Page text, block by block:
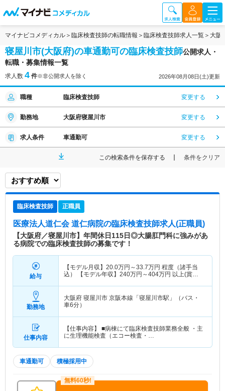
マイナビコメディカル 臨床検査技師の転職情報 臨床検査技師求人一覧 大阪
寝屋川市(大阪府)の車通勤可の臨床検査技師公開求人・
転職・募集情報一覧
求人数 4 件※非公開求人を除く 2026年08月08日(土)更新
職種 臨床検査技師 変更する
勤務地 大阪府寝屋川市 変更する
求人条件 車通勤可 変更する
この検索条件を保存する 条件をクリア
臨床検査技師 正職員
医療法人道仁会 道仁病院の臨床検査技師求人(正職員)
【大阪府／寝屋川市】年間休日115日◎大腸肛門科に強みがあ
る病院での臨床検査技師の募集です！
給与
【モデル月収】 20.0万円～33.7万円 程度（諸手当
込） 【モデル年収】 240万円～404万円 以上(賞与
勤務地
大阪府 寝屋川市 京阪本線「寝屋川市駅」（バス・
車6分）
仕事内容
【仕事内容】 ■病棟にて臨床検査技師業務全般 ・主
に生理機能検査（エコー検査・…
車通勤可 積極採用中